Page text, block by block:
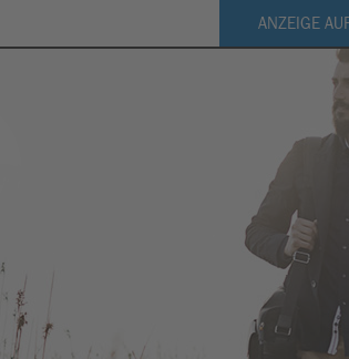
ANZEIGE